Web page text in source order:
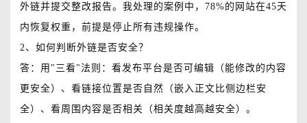
外链并提交整改报告。我处理的案例中，78%的网站在45天
内恢复权重，前提是停止所有违规操作。
2、如何判断外链是否安全？
答：用"三看"法则：看发布平台是否可编辑（能修改的内容
更安全）、看链接位置是否自然（嵌入正文比侧边栏安
全）、看周围内容是否相关（相关度越高越安全）。